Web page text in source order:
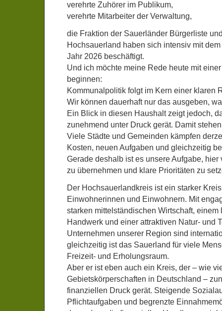
verehrte Zuhörer im Publikum,
verehrte Mitarbeiter der Verwaltung,
die Fraktion der Sauerländer Bürgerliste
Hochsauerland haben sich intensiv mit
Jahr 2026 beschäftigt.
Und ich möchte meine Rede heute mit
beginnen:
Kommunalpolitik folgt im Kern einer klaren
Wir können dauerhaft nur das ausgeben,
Ein Blick in diesen Haushalt zeigt jedoch,
zunehmend unter Druck gerät. Damit
Viele Städte und Gemeinden kämpfen
Kosten, neuen Aufgaben und gleichzeitig
Gerade deshalb ist es unsere Aufgabe, hier
zu übernehmen und klare Prioritäten zu
Der Hochsauerlandkreis ist ein starker
Einwohnerinnen und Einwohnern. Mit
starken mittelständischen Wirtschaft, einem
Handwerk und einer attraktiven Natur- und
Unternehmen unserer Region sind
gleichzeitig ist das Sauerland für viele
Freizeit- und Erholungsraum.
Aber er ist eben auch ein Kreis, der – wie
Gebietskörperschaften in Deutschland –
finanziellen Druck gerät. Steigende
Pflichtaufgaben und begrenzte